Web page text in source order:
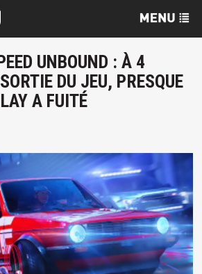
UNBOUND : À 4
DU JEU, PRESQUE
A FUITÉ